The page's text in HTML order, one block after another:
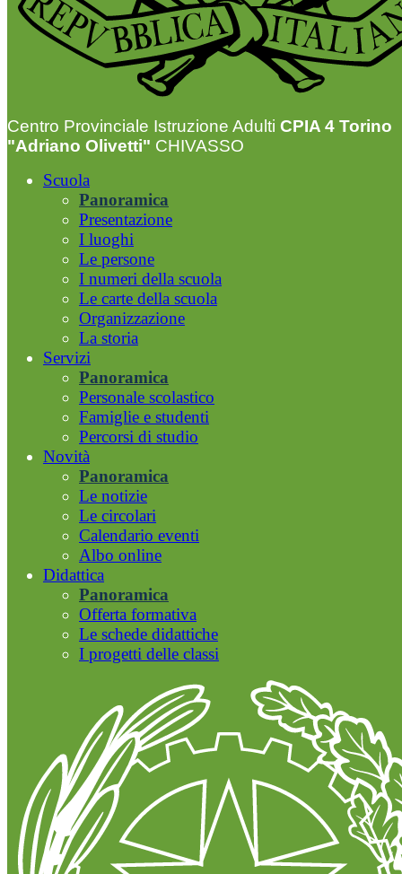
Centro Provinciale Istruzione Adulti CPIA 4 Torino
"Adriano Olivetti" CHIVASSO
Scuola
Panoramica
Presentazione
I luoghi
Le persone
I numeri della scuola
Le carte della scuola
Organizzazione
La storia
Servizi
Panoramica
Personale scolastico
Famiglie e studenti
Percorsi di studio
Novità
Panoramica
Le notizie
Le circolari
Calendario eventi
Albo online
Didattica
Panoramica
Offerta formativa
Le schede didattiche
I progetti delle classi